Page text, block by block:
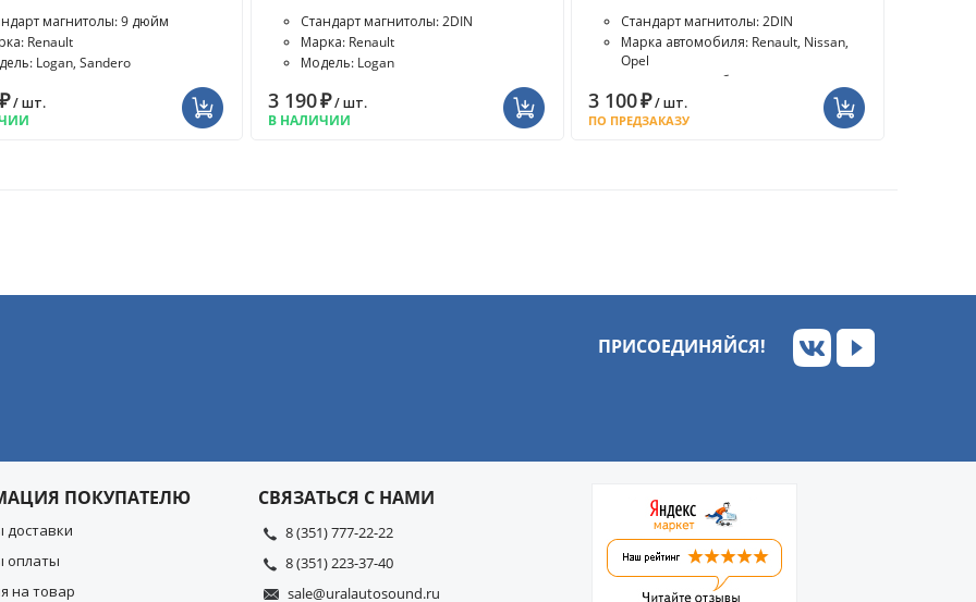
магнитолы: 9 дюйм
Renault
Logan, Sandero
₽/ шт.
Стандарт магнитолы: 2DIN
Марка: Renault
Модель: Logan
3 190₽/ шт.
В НАЛИЧИИ
Стандарт магнитолы: 2DIN
Марка автомобиля: Renault, Nissan,
Opel
Модель автомобиля: Primastar,
Vivaro, Trafic
3 100₽/ шт.
ПО ПРЕДЗАКАЗУ
ПРИСОЕДИНЯЙСЯ!
ПОКУПАТЕЛЮ
доставки
оплаты
на товар
СВЯЗАТЬСЯ С НАМИ
8 (351) 777-22-22
8 (351) 223-37-40
sale@uralautosound.ru